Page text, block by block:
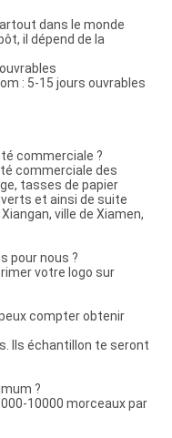
dans le monde
il dépend de la
: 5-15 jours ouvrables
commerciale ?
commerciale des
tasses de papier
et ainsi de suite
ville de Xiamen,
pour nous ?
votre logo sur
compter obtenir
Ils échantillon te seront
?
10000 morceaux par